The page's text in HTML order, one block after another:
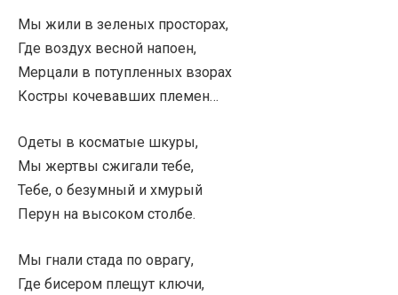
Мы жили в зеленых просторах,
Где воздух весной напоен,
Мерцали в потупленных взорах
Костры кочевавших племен…
Одеты в косматые шкуры,
Мы жертвы сжигали тебе,
Тебе, о безумный и хмурый
Перун на высоком столбе.
Мы гнали стада по оврагу,
Где бисером плещут ключи,